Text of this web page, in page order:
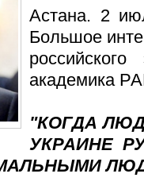
Астана. 2
Большое
академика
"КОГДА
УКРАИНЕ